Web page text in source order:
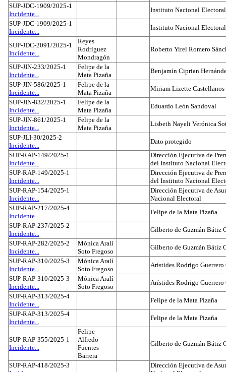
SUP-JDC-1909/2025-1
Incidente...
Instituto Nacional Electoral
SUP-JDC-1909/2025-1
Incidente...
Instituto Nacional Electoral
SUP-JDC-2091/2025-1
Incidente...
Reyes
Rodríguez
Mondragón
Roberto Yirel Romero
SUP-JIN-233/2025-1
Incidente...
Felipe de la
Mata Pizaña
Benjamín Ciprian
SUP-JIN-586/2025-1
Incidente...
Felipe de la
Mata Pizaña
Miriam Lizette Castellanos
SUP-JIN-832/2025-1
Incidente...
Felipe de la
Mata Pizaña
Eduardo León Sandoval
SUP-JIN-861/2025-1
Incidente...
Felipe de la
Mata Pizaña
Lisbeth Nayeli Verónica
SUP-JLI-30/2025-2
Incidente...
Dato protegido
SUP-RAP-149/2025-1
Incidente...
Dirección Ejecutiva de
del Instituto Nacional
SUP-RAP-149/2025-1
Incidente...
Dirección Ejecutiva de
del Instituto Nacional
SUP-RAP-154/2025-1
Incidente...
Dirección Ejecutiva de
Nacional Electoral
SUP-RAP-217/2025-4
Incidente...
Felipe de la Mata Pizaña
SUP-RAP-237/2025-2
Incidente...
Gilberto de Guzmán Bátiz
SUP-RAP-282/2025-2
Incidente...
Mónica Aralí
Soto Fregoso
Gilberto de Guzmán Bátiz
SUP-RAP-310/2025-3
Incidente...
Mónica Aralí
Soto Fregoso
Arístides Rodrigo Guerrero
SUP-RAP-310/2025-3
Incidente...
Mónica Aralí
Soto Fregoso
Arístides Rodrigo Guerrero
SUP-RAP-313/2025-4
Incidente...
Felipe de la Mata Pizaña
SUP-RAP-313/2025-4
Incidente...
Felipe de la Mata Pizaña
SUP-RAP-355/2025-1
Incidente...
Felipe
Alfredo
Fuentes
Barrera
Gilberto de Guzmán Bátiz
SUP-RAP-418/2025-3
Dirección Ejecutiva de